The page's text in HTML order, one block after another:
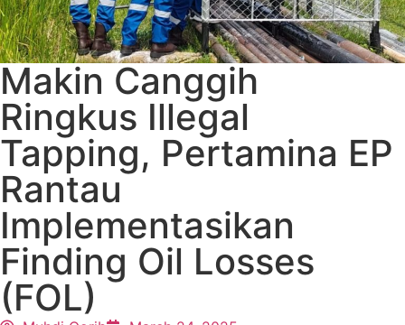
Makin Canggih
Ringkus Illegal
Tapping, Pertamina EP
Rantau
Implementasikan
Finding Oil Losses
(FOL)